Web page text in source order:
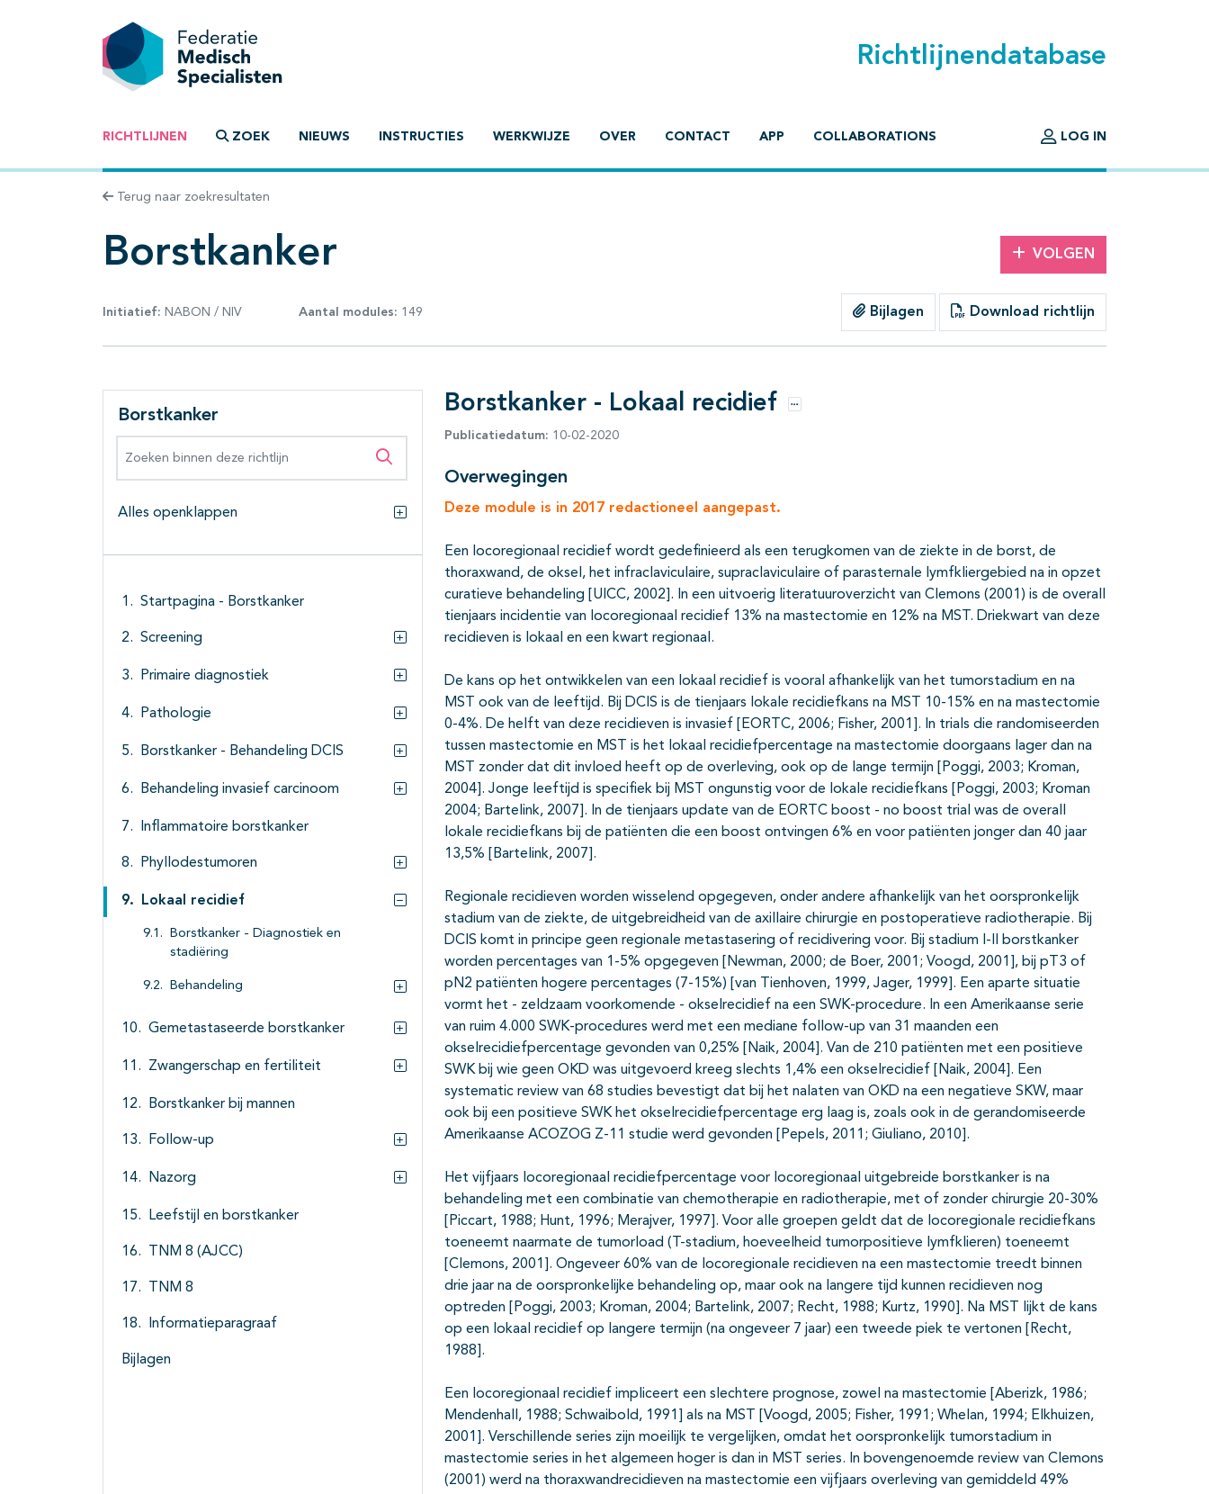
Richtlijnendatabase
RICHTLIJNEN ZOEK NIEUWS INSTRUCTIES WERKWIJZE OVER CONTACT APP COLLABORATIONS LOG IN
Terug naar zoekresultaten
Borstkanker VOLGEN
Initiatief: NABON / NIV Aantal modules: 149 Bijlagen Download richtlijn
Borstkanker
Zoeken binnen deze richtlijn
Alles openklappen
Startpagina - Borstkanker
Screening
Primaire diagnostiek
Subpagina's open- en dichtklappen
Pathologie
Subpagina's open- en dichtklappen
Borstkanker - Behandeling DCIS
Subpagina's open- en dichtklappen
Behandeling invasief carcinoom
Subpagina's open- en dichtklappen
Inflammatoire borstkanker
Phyllodestumoren
Lokaal recidief
Subpagina's open- en dichtklappen
Borstkanker - Diagnostiek en
stadiëring
Behandeling
Subpagina's open- en dichtklappen
Gemetastaseerde borstkanker
Subpagina's open- en dichtklappen
Zwangerschap en fertiliteit
Subpagina's open- en dichtklappen
Borstkanker bij mannen
Follow-up
Nazorg
Subpagina's open- en dichtklappen
Leefstijl en borstkanker
TNM 8 (AJCC)
TNM 8
Informatieparagraaf
Bijlagen
Borstkanker - Lokaal recidief Opties
Publicatiedatum: 10-02-2020
Overwegingen
Deze module is in 2017 redactioneel aangepast.
Een locoregionaal recidief wordt gedefinieerd als een terugkomen van de ziekte in de borst, de
thoraxwand, de oksel, het infraclaviculaire, supraclaviculaire of parasternale lymfkliergebied na in opzet
curatieve behandeling [UICC, 2002]. In een uitvoerig literatuuroverzicht van Clemons (2001) is de overall
tienjaars incidentie van locoregionaal recidief 13% na mastectomie en 12% na MST. Driekwart van deze
recidieven is lokaal en een kwart regionaal.
De kans op het ontwikkelen van een lokaal recidief is vooral afhankelijk van het tumorstadium en na
MST ook van de leeftijd. Bij DCIS is de tienjaars lokale recidiefkans na MST 10-15% en na mastectomie
0-4%. De helft van deze recidieven is invasief [EORTC, 2006; Fisher, 2001]. In trials die randomiseerden
tussen mastectomie en MST is het lokaal recidiefpercentage na mastectomie doorgaans lager dan na
MST zonder dat dit invloed heeft op de overleving, ook op de lange termijn [Poggi, 2003; Kroman,
2004]. Jonge leeftijd is specifiek bij MST ongunstig voor de lokale recidiefkans [Poggi, 2003; Kroman
2004; Bartelink, 2007]. In de tienjaars update van de EORTC boost - no boost trial was de overall
lokale recidiefkans bij de patiënten die een boost ontvingen 6% en voor patiënten jonger dan 40 jaar
13,5% [Bartelink, 2007].
Regionale recidieven worden wisselend opgegeven, onder andere afhankelijk van het oorspronkelijk
stadium van de ziekte, de uitgebreidheid van de axillaire chirurgie en postoperatieve radiotherapie. Bij
DCIS komt in principe geen regionale metastasering of recidivering voor. Bij stadium I-II borstkanker
worden percentages van 1-5% opgegeven [Newman, 2000; de Boer, 2001; Voogd, 2001], bij pT3 of
pN2 patiënten hogere percentages (7-15%) [van Tienhoven, 1999, Jager, 1999]. Een aparte situatie
vormt het - zeldzaam voorkomende - okselrecidief na een SWK-procedure. In een Amerikaanse serie
van ruim 4.000 SWK-procedures werd met een mediane follow-up van 31 maanden een
okselrecidiefpercentage gevonden van 0,25% [Naik, 2004]. Van de 210 patiënten met een positieve
SWK bij wie geen OKD was uitgevoerd kreeg slechts 1,4% een okselrecidief [Naik, 2004]. Een
systematic review van 68 studies bevestigt dat bij het nalaten van OKD na een negatieve SKW, maar
ook bij een positieve SWK het okselrecidiefpercentage erg laag is, zoals ook in de gerandomiseerde
Amerikaanse ACOZOG Z-11 studie werd gevonden [Pepels, 2011; Giuliano, 2010].
Het vijfjaars locoregionaal recidiefpercentage voor locoregionaal uitgebreide borstkanker is na
behandeling met een combinatie van chemotherapie en radiotherapie, met of zonder chirurgie 20-30%
[Piccart, 1988; Hunt, 1996; Merajver, 1997]. Voor alle groepen geldt dat de locoregionale recidiefkans
toeneemt naarmate de tumorload (T-stadium, hoeveelheid tumorpositieve lymfklieren) toeneemt
[Clemons, 2001]. Ongeveer 60% van de locoregionale recidieven na een mastectomie treedt binnen
drie jaar na de oorspronkelijke behandeling op, maar ook na langere tijd kunnen recidieven nog
optreden [Poggi, 2003; Kroman, 2004; Bartelink, 2007; Recht, 1988; Kurtz, 1990]. Na MST lijkt de kans
op een lokaal recidief op langere termijn (na ongeveer 7 jaar) een tweede piek te vertonen [Recht,
1988].
Een locoregionaal recidief impliceert een slechtere prognose, zowel na mastectomie [Aberizk, 1986;
Mendenhall, 1988; Schwaibold, 1991] als na MST [Voogd, 2005; Fisher, 1991; Whelan, 1994; Elkhuizen,
2001]. Verschillende series zijn moeilijk te vergelijken, omdat het oorspronkelijk tumorstadium in
mastectomie series in het algemeen hoger is dan in MST series. In bovengenoemde review van Clemons
(2001) werd na thoraxwandrecidieven na mastectomie een vijfjaars overleving van gemiddeld 49%